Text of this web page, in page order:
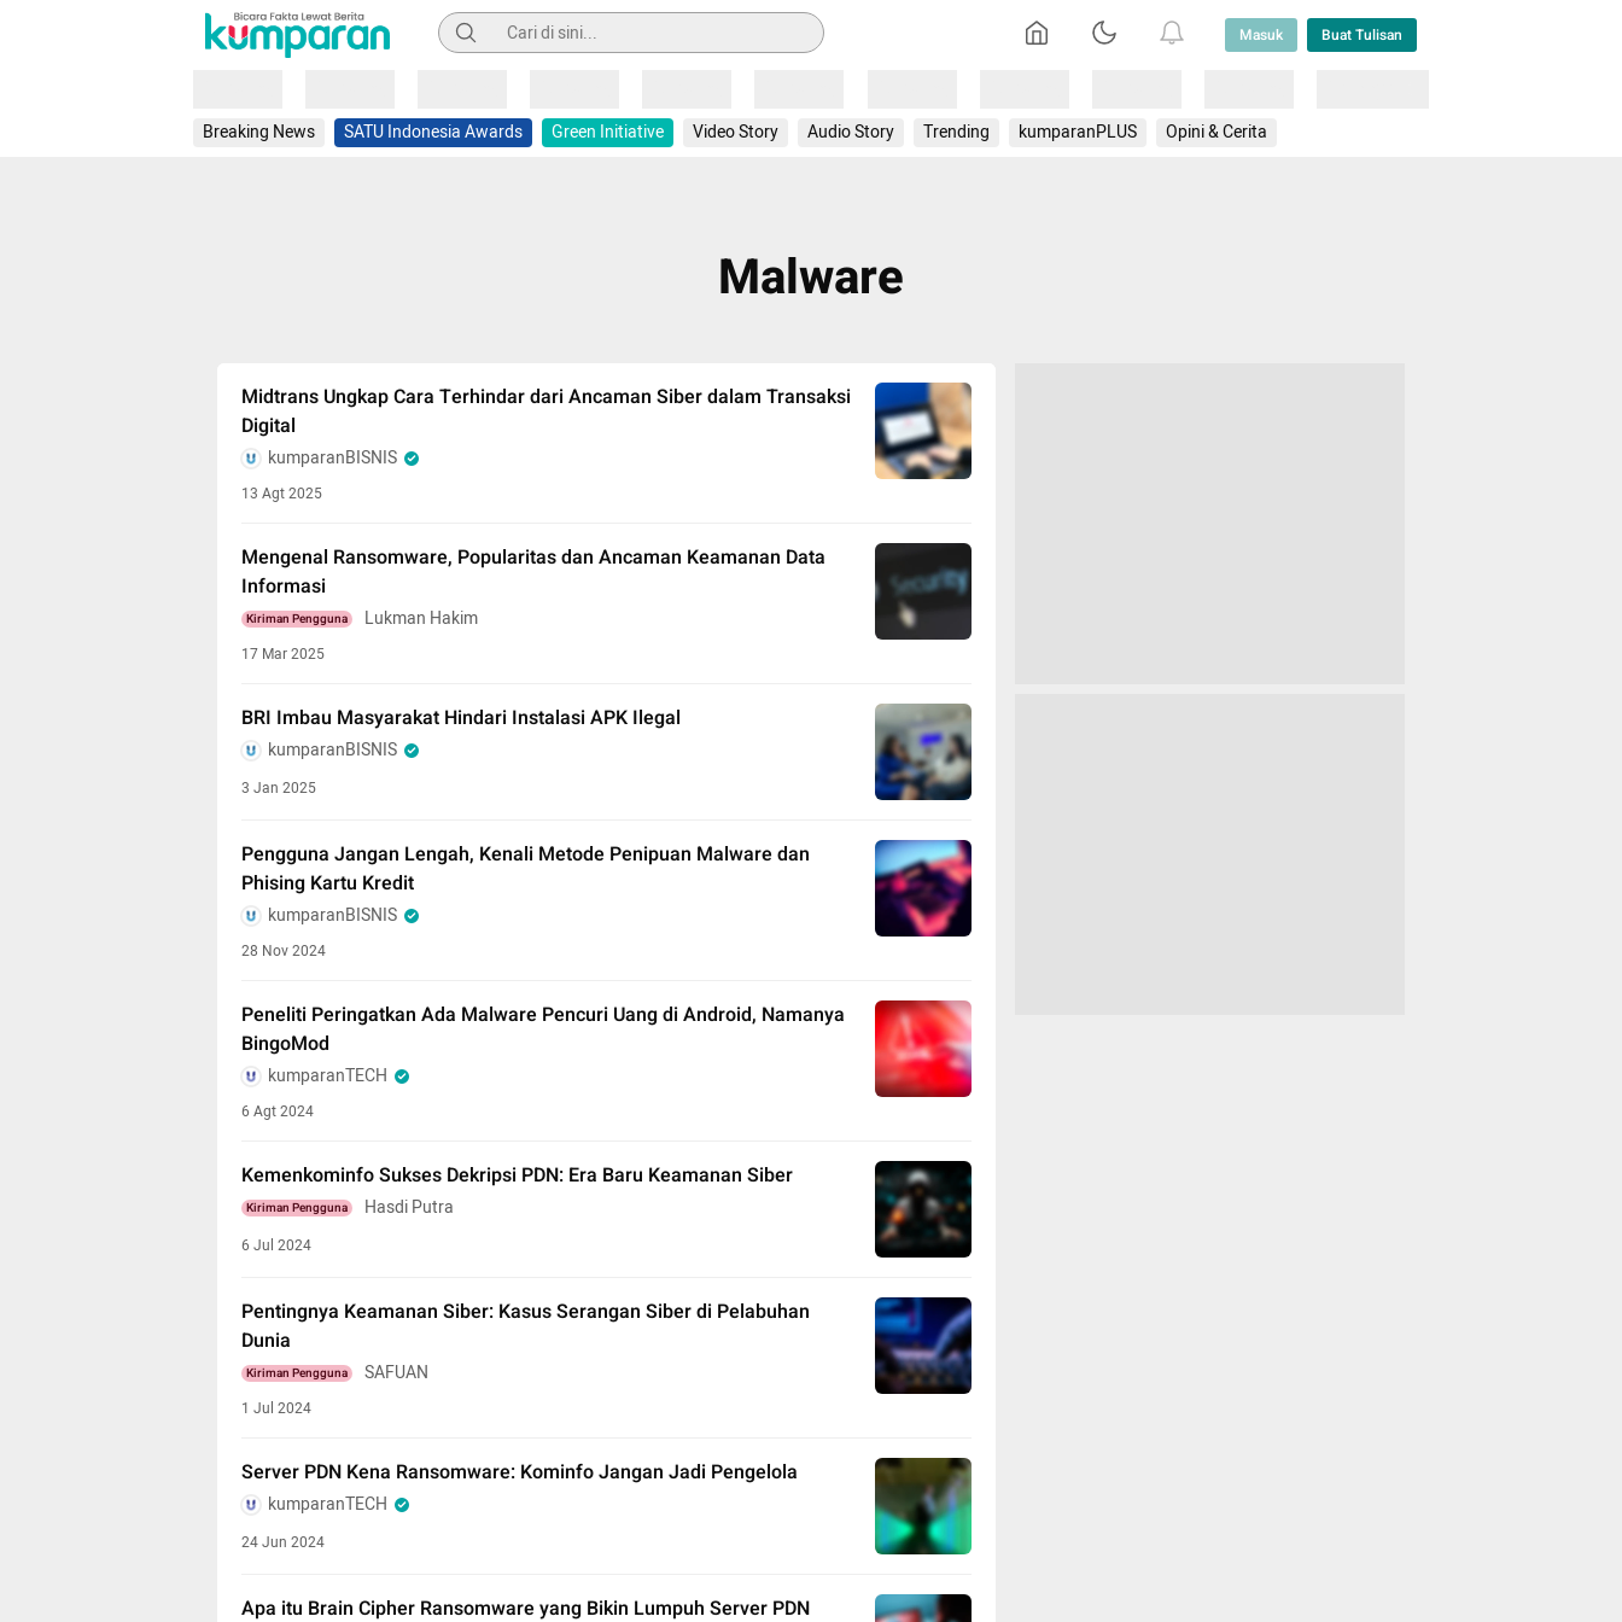
Pencarian Masuk Buat Tulisan
Breaking News SATU Indonesia Awards Green Initiative Video Story Audio Story Trending kumparanPLUS Opini & Cerita
Malware
Midtrans Ungkap Cara Terhindar dari Ancaman Siber dalam Transaksi
Digital
kumparanBISNIS
13 Agt 2025
Mengenal Ransomware, Popularitas dan Ancaman Keamanan Data
Informasi
Kiriman Pengguna Lukman Hakim
17 Mar 2025
BRI Imbau Masyarakat Hindari Instalasi APK Ilegal
kumparanBISNIS
3 Jan 2025
Pengguna Jangan Lengah, Kenali Metode Penipuan Malware dan
Phising Kartu Kredit
kumparanBISNIS
28 Nov 2024
Peneliti Peringatkan Ada Malware Pencuri Uang di Android, Namanya
BingoMod
kumparanTECH
6 Agt 2024
Kemenkominfo Sukses Dekripsi PDN: Era Baru Keamanan Siber
Kiriman Pengguna Hasdi Putra
6 Jul 2024
Pentingnya Keamanan Siber: Kasus Serangan Siber di Pelabuhan
Dunia
Kiriman Pengguna SAFUAN
1 Jul 2024
Server PDN Kena Ransomware: Kominfo Jangan Jadi Pengelola
kumparanTECH
24 Jun 2024
Apa itu Brain Cipher Ransomware yang Bikin Lumpuh Server PDN